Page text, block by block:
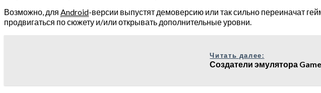
Возможно, для Android-версии выпустят демоверсию или так сильно переиначат
продвигаться по сюжету и/или открывать дополнительные уровни.
Читать далее:
Создатели эмулятора